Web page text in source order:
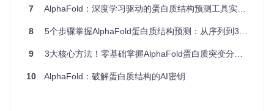
PAE（预测对齐误差，Predicted Aligned Error）是一个N×N的
矩阵，用于评估蛋白质不同残基对之间的相对位置可靠性。可
以将其理解为蛋白质结构的"社交网络图谱"，矩阵中每个点表
示两个残基位置之间的"社交距离"——值越小表示它们的相对
位置关系越可靠。
7 AlphaFold：深度学习驱动的蛋白质结构预测工具实战指南
8 5个步骤掌握AlphaFold蛋白质结构预测：从序列到3D模型的高效实践指南
9 3大核心方法！零基础掌握AlphaFold蛋白质突变分析与结构预测
10 AlphaFold：破解蛋白质结构的AI密钥